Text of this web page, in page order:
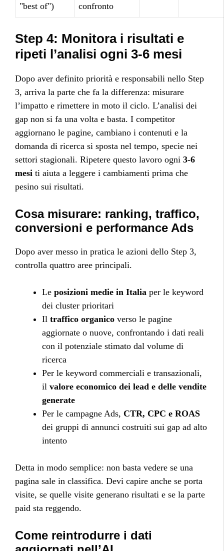
"best of")
confronto
Step 4: Monitora i risultati e
ripeti l’analisi ogni 3-6 mesi
Dopo aver definito priorità e responsabili nello Step
3, arriva la parte che fa la differenza: misurare
l’impatto e rimettere in moto il ciclo. L’analisi dei
gap non si fa una volta e basta. I competitor
aggiornano le pagine, cambiano i contenuti e la
domanda di ricerca si sposta nel tempo, specie nei
settori stagionali. Ripetere questo lavoro ogni 3-6
mesi ti aiuta a leggere i cambiamenti prima che
pesino sui risultati.
Cosa misurare: ranking, traffico,
conversioni e performance Ads
Dopo aver messo in pratica le azioni dello Step 3,
controlla quattro aree principali.
Le posizioni medie in Italia per le keyword
dei cluster prioritari
Il traffico organico verso le pagine
aggiornate o nuove, confrontando i dati reali
con il potenziale stimato dal volume di
ricerca
Per le keyword commerciali e transazionali,
il valore economico dei lead e delle vendite
generate
Per le campagne Ads, CTR, CPC e ROAS
dei gruppi di annunci costruiti sui gap ad alto
intento
Detta in modo semplice: non basta vedere se una
pagina sale in classifica. Devi capire anche se porta
visite, se quelle visite generano risultati e se la parte
paid sta reggendo.
Come reintrodurre i dati